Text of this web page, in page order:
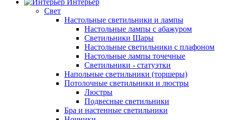
Интерьер
Свет
Настольные светильники и лампы
Настольные лампы с абажуром
Светильники Шары
Настольные светильники с плафоном
Настольные лампы точечные
Светильники - статуэтки
Напольные светильники (торшеры)
Потолочные светильники и люстры
Люстры
Подвесные светильники
Бра и настенные светильники